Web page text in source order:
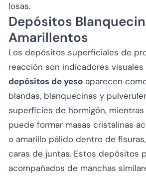
losas.
Depósitos
Amarillentos
Los depósitos superficiales de
reacción son indicadores visuales
depósitos de yeso aparecen
blandas, blanquecinas y
superficies de hormigón,
puede formar masas cristalinas
o amarillo pálido dentro de
caras de juntas. Estos depósitos
acompañados de manchas